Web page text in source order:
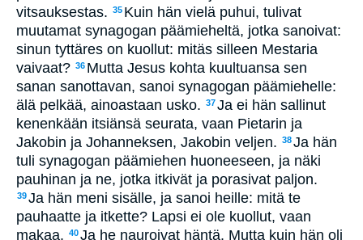
vitsauksestas. 35 Kuin hän vielä puhui, tulivat
muutamat synagogan päämieheltä, jotka sanoivat:
sinun tyttäres on kuollut: mitäs silleen Mestaria
vaivaat? 36 Mutta Jesus kohta kuultuansa sen
sanan sanottavan, sanoi synagogan päämiehelle:
älä pelkää, ainoastaan usko. 37Ja ei hän sallinut
kenenkään itsiänsä seurata, vaan Pietarin ja
Jakobin ja Johanneksen, Jakobin veljen. 38Ja hän
tuli synagogan päämiehen huoneeseen, ja näki
pauhinan ja ne, jotka itkivät ja porasivat paljon.
39Ja hän meni sisälle, ja sanoi heille: mitä te
pauhaatte ja itkette? Lapsi ei ole kuollut, vaan
makaa. 40Ja he nauroivat häntä. Mutta kuin hän oli